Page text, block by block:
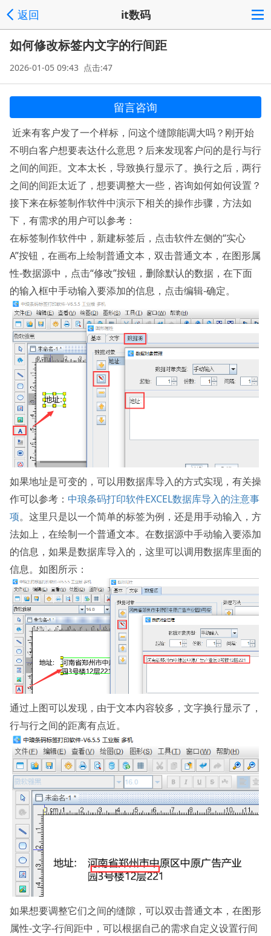
返回 it数码
如何修改标签内文字的行间距
2026-01-05 09:43 点击:47
留言咨询
近来有客户发了一个样标，问这个缝隙能调大吗？刚开始
不明白客户想要表达什么意思？后来发现客户问的是行与行
之间的间距。文本太长，导致换行显示了。换行之后，两行
之间的间距太近了，想要调整大一些，咨询如何如何设置？
接下来在标签制作软件中演示下相关的操作步骤，方法如
下，有需求的用户可以参考：
在标签制作软件中，新建标签后，点击软件左侧的“实心
A”按钮，在画布上绘制普通文本，双击普通文本，在图形属
性-数据源中，点击“修改”按钮，删除默认的数据，在下面
的输入框中手动输入要添加的信息，点击编辑-确定。
如果地址是可变的，可以用数据库导入的方式实现，有关操
作可以参考： 中琅条码打印软件EXCEL数据库导入的注意事
项。这里只是以一个简单的标签为例，还是用手动输入，方
法如上，在绘制一个普通文本。在数据源中手动输入要添加
的信息，如果是数据库导入的，这里可以调用数据库里面的
信息。如图所示：
通过上图可以发现，由于文本内容较多，文字换行显示了，
行与行之间的距离有点近。
如果想要调整它们之间的缝隙，可以双击普通文本，在图形
属性-文字-行间距中，可以根据自己的需求自定义设置行间